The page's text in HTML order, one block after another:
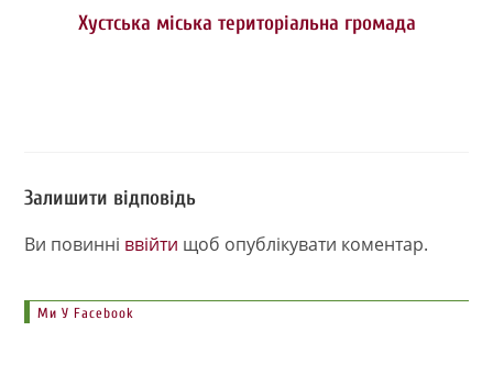
Хустська міська територіальна громада
Залишити відповідь
Ви повинні ввійти щоб опублікувати коментар.
Ми У Facebook